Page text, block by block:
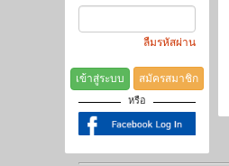
ลืมรหัสผ่าน
เข้าสู่ระบบ สมัครสมาชิก
หรือ